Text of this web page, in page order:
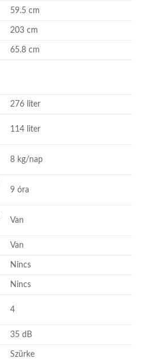
59.5 cm
203 cm
65.8 cm
276 liter
114 liter
8 kg/nap
9 óra
Van
Van
Nincs
Nincs
4
35 dB
Szürke